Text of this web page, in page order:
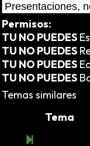
Permisos:
TU NO PUEDES
TU NO PUEDES
TU NO PUEDES
TU NO PUEDES
Temas similares
Tema